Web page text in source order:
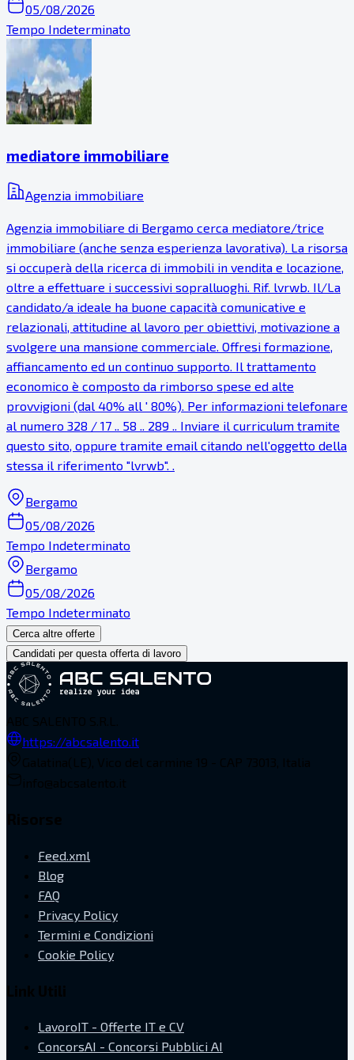
05/08/2026
Tempo Indeterminato
mediatore immobiliare
Agenzia immobiliare
Agenzia immobiliare di Bergamo cerca mediatore/trice
immobiliare (anche senza esperienza lavorativa). La risorsa
si occuperà della ricerca di immobili in vendita e locazione,
oltre a effettuare i successivi sopralluoghi. Rif. lvrwb. Il/La
candidato/a ideale ha buone capacità comunicative e
relazionali, attitudine al lavoro per obiettivi, motivazione a
svolgere una mansione commerciale. Offresi formazione,
affiancamento ed un continuo supporto. Il trattamento
economico è composto da rimborso spese ed alte
provvigioni (dal 40% all ' 80%). Per informazioni telefonare
al numero 328 / 17 .. 58 .. 289 .. Inviare il curriculum tramite
questo sito, oppure tramite email citando nell'oggetto della
stessa il riferimento "lvrwb". .
Bergamo
05/08/2026
Tempo Indeterminato
Bergamo
05/08/2026
Tempo Indeterminato
Cerca altre offerte
Candidati per questa offerta di lavoro
https://abcsalento.it
Feed.xml
Blog
FAQ
Privacy Policy
Termini e Condizioni
Cookie Policy
LavoroIT - Offerte IT e CV
ConcorsAI - Concorsi Pubblici AI